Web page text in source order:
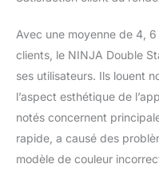
Avec une moyenne de 4,
clients, le NINJA Double
ses utilisateurs. Ils louent
l’aspect esthétique de
notés concernent
rapide, a causé des
modèle de couleur